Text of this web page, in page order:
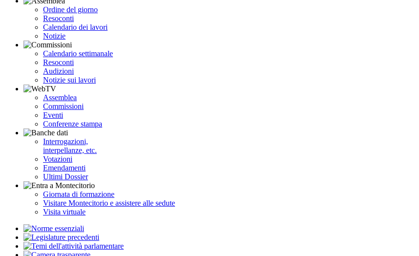
Ordine del giorno
Resoconti
Calendario dei lavori
Notizie
Calendario settimanale
Resoconti
Audizioni
Notizie sui lavori
Assemblea
Commissioni
Eventi
Conferenze stampa
Interrogazioni,
interpellanze, etc.
Votazioni
Emendamenti
Ultimi Dossier
Giornata di formazione
Visitare Montecitorio e assistere alle sedute
Visita virtuale